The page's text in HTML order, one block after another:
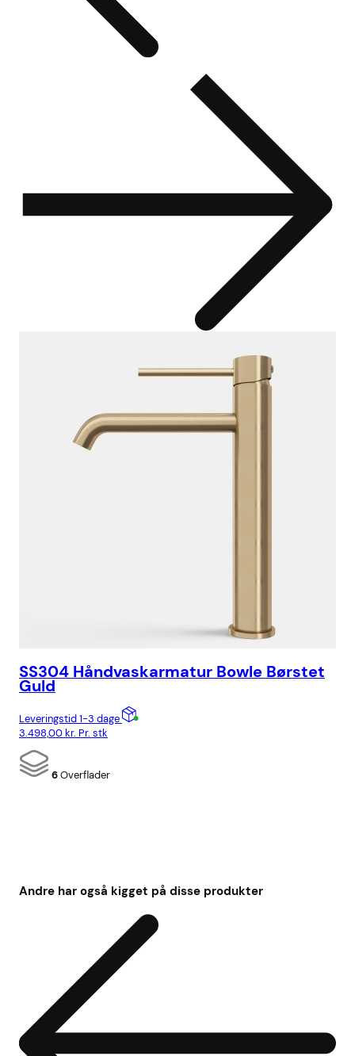
SS304 Håndvaskarmatur Bowle Børstet
Guld
Leveringstid 1-3 dage
3.498,00kr. Pr. stk
6Overflader
Andre har også kigget på disse produkter